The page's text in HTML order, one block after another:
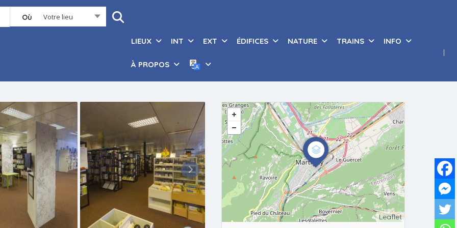
Où Votre lieu
LIEUX INT EXT ÉDIFICES NATURE TRAINS INFO
À PROPOS
Leaflet